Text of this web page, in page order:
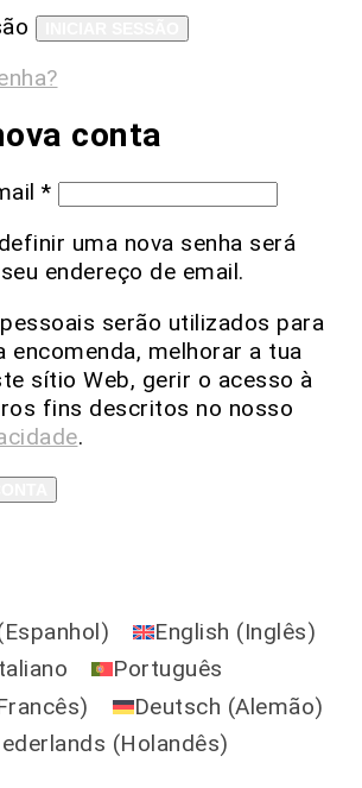
conta
*
uma nova senha será
endereço de email.
serão utilizados para
encomenda, melhorar a tua
sítio Web, gerir o acesso à
fins descritos no nosso
.
Espanhol) English (Inglês)
Português
) Deutsch (Alemão)
(Holandês)